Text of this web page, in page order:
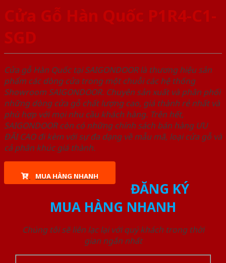
Cửa Gỗ Hàn Quốc P1R4-C1-
SGD
Cửa gỗ Hàn Quốc tại SAIGONDOOR là thương hiệu sản
phẩm các dòng cửa trong một chuỗi các hệ thống
Showroom SAIGONDOOR. Chuyên sản xuất và phân phối
những dòng cửa gỗ chất lượng cao, giá thành rẻ nhất và
phù hợp với mọi nhu cầu khách hàng. Trên hết,
SAIGONDOOR còn có những chính sách bán hàng ƯU
ĐÃI CAO đi kèm với sự đa dạng về mẫu mã, loại cửa gỗ và
cả phân khúc giá thành.
MUA HÀNG NHANH
ĐĂNG KÝ
MUA HÀNG NHANH
Chúng tôi sẽ liên lạc lại với quý khách trong thời
gian ngắn nhất